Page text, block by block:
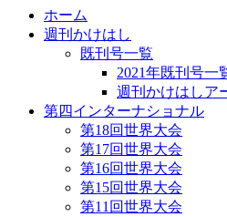
ホーム
週刊かけはし
既刊号一覧
2021年既刊号一
週刊かけはしア
第四インターナショナル
第18回世界大会
第17回世界大会
第16回世界大会
第15回世界大会
第11回世界大会